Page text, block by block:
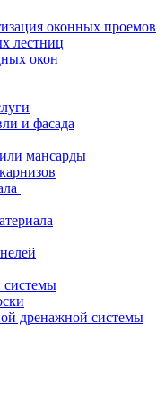
оконных проемов
лестниц
окон
и фасада
мансарды
системы
дренажной системы